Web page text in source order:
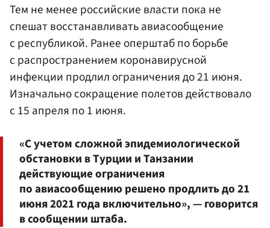
Тем не менее российские власти пока не
спешат восстанавливать авиасообщение
с республикой. Ранее оперштаб по борьбе
с распространением коронавирусной
инфекции продлил ограничения до 21 июня.
Изначально сокращение полетов действовало
с 15 апреля по 1 июня.
«С учетом сложной эпидемиологической
обстановки в Турции и Танзании
действующие ограничения
по авиасообщению решено продлить до 21
июня 2021 года включительно», — говорится
в сообщении штаба.